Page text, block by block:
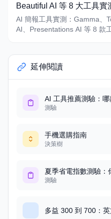
Beautiful AI 等 8 大工具實
AI 簡報工具實測：Gamma、
AI、Presentations AI 等 8 款
延伸閱讀
AI 工具推薦測驗：
測驗
手機選購指南
決策樹
夏季省電指數測驗：
測驗
多益 300 到 700：